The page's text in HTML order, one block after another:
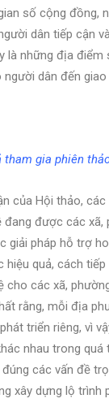
số cộng đồng,
dân tiếp cận
là những địa điểm
dân đến
tham gia phiên
của Hội thảo,
đang được các xã,
giải pháp hỗ trợ
hiệu quả, cách
cho các xã,
rằng, mỗi địa
triển riêng, vì
nhau trong quá
các vấn đề
xây dựng lộ trình